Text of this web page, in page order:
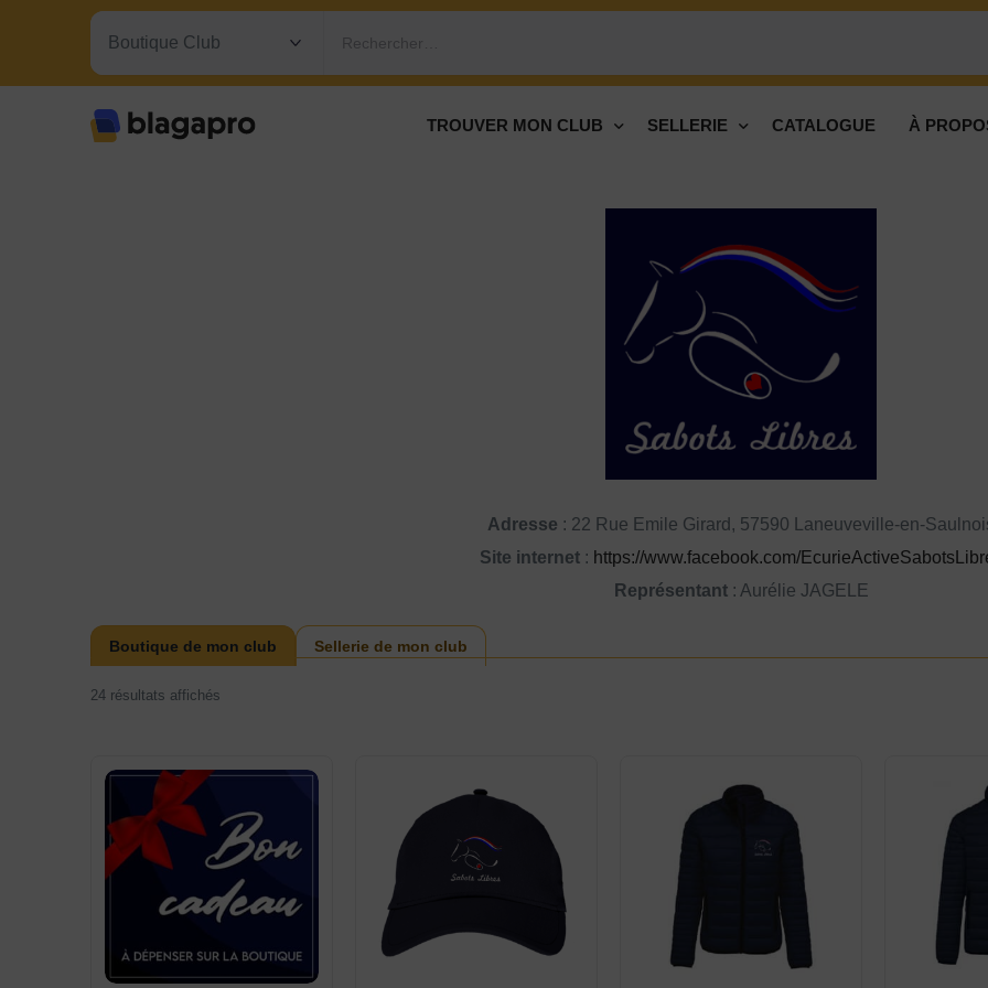
Rechercher…
TROUVER MON CLUB SELLERIE CATALOGUE À
Adresse : 22 Rue Emile Girard, 57590 Laneuveville-en-
Site internet: https://www.facebook.com/
Représentant: Aurélie JAGELE
Boutique de mon club Sellerie de mon club
24 résultats affichés